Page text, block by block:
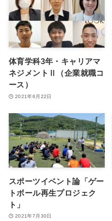
体育学科3年・キャリアマ
ネジメントⅡ（企業就職コ
ース）
2021年6月22日
スポーツイベント論「ゲー
トボール再生プロジェク
ト」
2021年7月30日